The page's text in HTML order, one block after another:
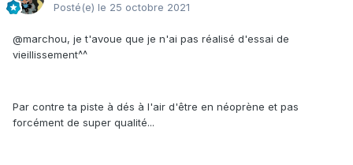
Posté(e) le 25 octobre 2021
@marchou, je t'avoue que je n'ai pas réalisé d'essai de
vieillissement^^
Par contre ta piste à dés à l'air d'être en néoprène et pas
forcément de super qualité...